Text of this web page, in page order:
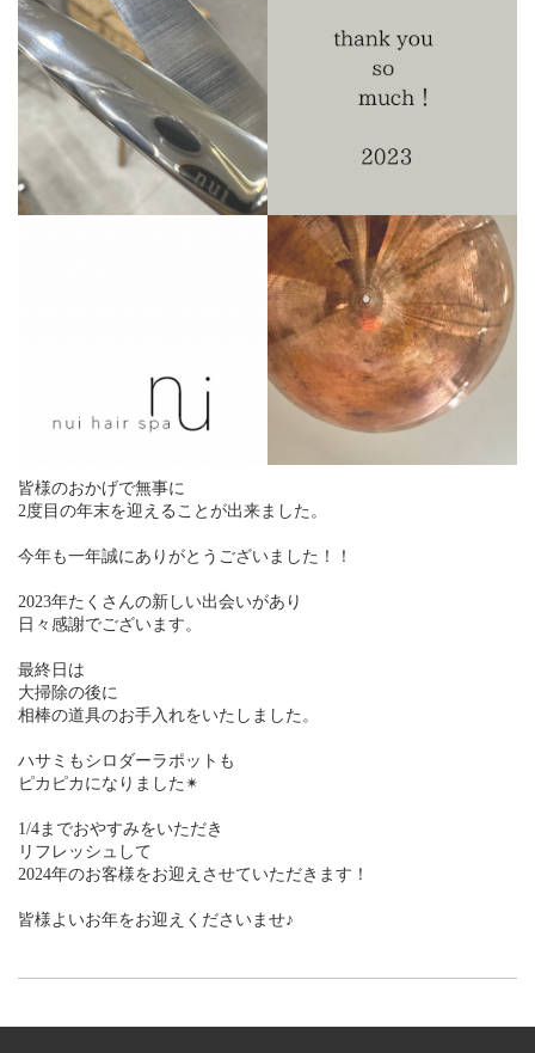
皆様のおかげで無事に
2度目の年末を迎えることが出来ました。
今年も一年誠にありがとうございました！！
2023年たくさんの新しい出会いがあり
日々感謝でございます。
最終日は
大掃除の後に
相棒の道具のお手入れをいたしました。
ハサミもシロダーラポットも
ピカピカになりました✴︎
1/4までおやすみをいただき
リフレッシュして
2024年のお客様をお迎えさせていただきます！
皆様よいお年をお迎えくださいませ♪